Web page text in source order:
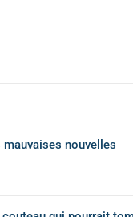
mauvaises nouvelles